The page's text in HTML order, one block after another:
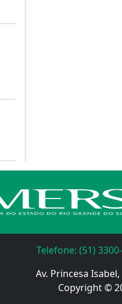
Telefone: (51)
Av. Princesa
Copyright ©